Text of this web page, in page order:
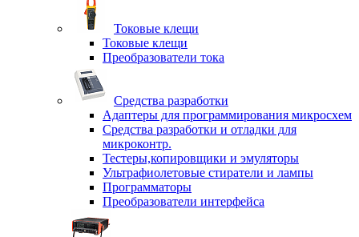
Токовые клещи
Токовые клещи
Преобразователи тока
Средства разработки
Адаптеры для программирования микросхем
Средства разработки и отладки для
микроконтр.
Тестеры,копировщики и эмуляторы
Ультрафиолетовые стиратели и лампы
Программаторы
Преобразователи интерфейса